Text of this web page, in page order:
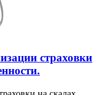
страховки